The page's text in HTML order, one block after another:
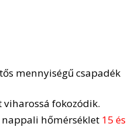
mennyiségű csapadék
fokozódik.
hőmérséklet 15 és